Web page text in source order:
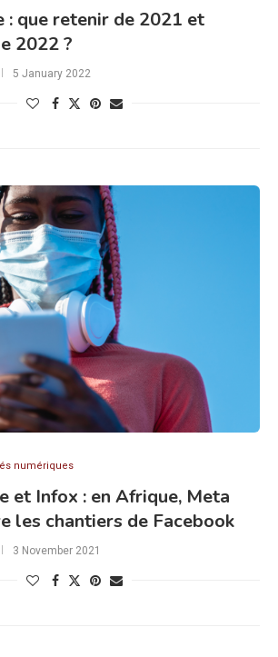
: que retenir de 2021 et
2022 ?
5 January 2022
numériques
et Infox : en Afrique, Meta
les chantiers de Facebook
3 November 2021